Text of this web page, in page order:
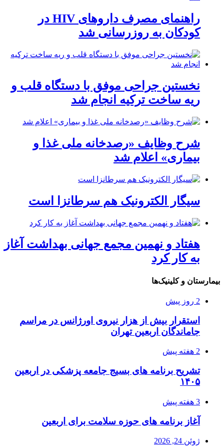
راهنمای مصرف داروهای HIV در
کودکان به روزرسانی شد
نخستین جراحی موفق با دستگاه قلب و
ریه ساخت ترکیه انجام شد
شرح وظایف «رصدخانه ملی غذا و
بیماری» اعلام شد
سیگار الکترونیک هم سرطانزا است
هفتاد و نهمین مجمع جهانی بهداشت آغاز
به کار کرد
بیمارستان و کلینیک‌ها
2 روز پیش
استقرار بیش از هزار نیروی اورژانس در مراسم
جاماندگان اربعین تهران
2 هفته پیش
تشریح برنامه های بسیج جامعه پزشکی در اربعین
۱۴۰۵
3 هفته پیش
آغاز برنامه های حوزه سلامت برای اربعین
ژوئن 24, 2026